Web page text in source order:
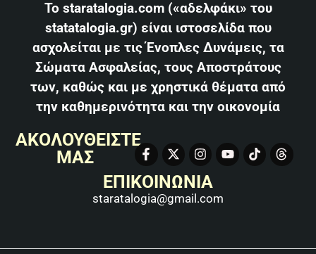
Το staratalogia.com («αδελφάκι» του
statatalogia.gr) είναι ιστοσελίδα που
ασχολείται με τις Ένοπλες Δυνάμεις, τα
Σώματα Ασφαλείας, τους Αποστράτους
των, καθώς και με χρηστικά θέματα από
την καθημερινότητα και την οικονομία
ΑΚΟΛΟΥΘΕΙΣΤΕ
ΜΑΣ
ΕΠΙΚΟΙΝΩΝΙΑ
staratalogia@gmail.com